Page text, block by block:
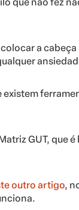
que não fez
a
existem
GUT, que
outro artigo,